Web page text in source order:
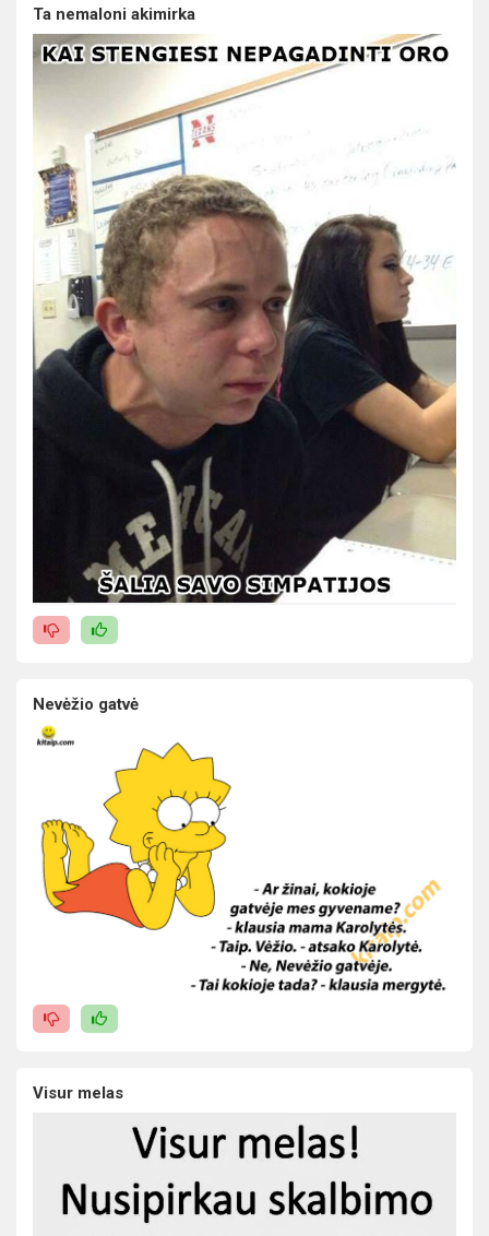
Ta nemaloni akimirka
Nevėžio gatvė
Visur melas